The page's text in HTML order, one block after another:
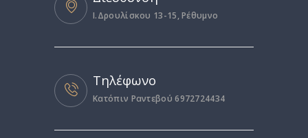
I.Δρουλίσκου 13-15, Ρέθυμνο
Τηλέφωνο
Κατόπιν Ραντεβού 6972724434